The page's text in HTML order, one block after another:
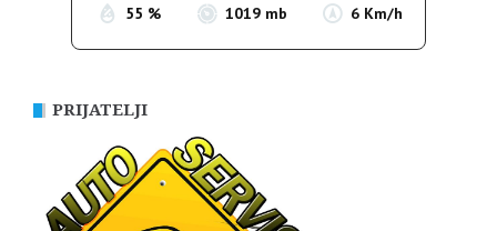
55 % 1019 mb 6 Km/h
PRIJATELJI